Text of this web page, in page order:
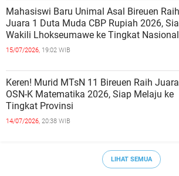
Mahasiswi Baru Unimal Asal Bireuen Raih
Juara 1 Duta Muda CBP Rupiah 2026,
Wakili Lhokseumawe ke Tingkat Nasional
15/07/2026, 19:02 WIB
Keren! Murid MTsN 11 Bireuen Raih Juara
OSN-K Matematika 2026, Siap Melaju ke
Tingkat Provinsi
14/07/2026, 20:38 WIB
LIHAT SEMUA